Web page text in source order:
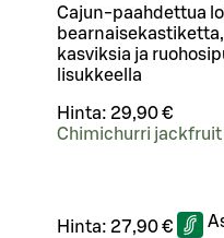
Cajun-paahdettua
kasviksia ja
lisukkeella
Hinta: 29,90 €
Chimichurri jackfruit
Hinta: 27,90 €